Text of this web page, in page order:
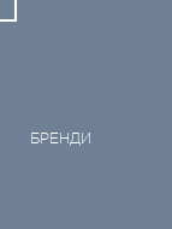
БРЕНДИ